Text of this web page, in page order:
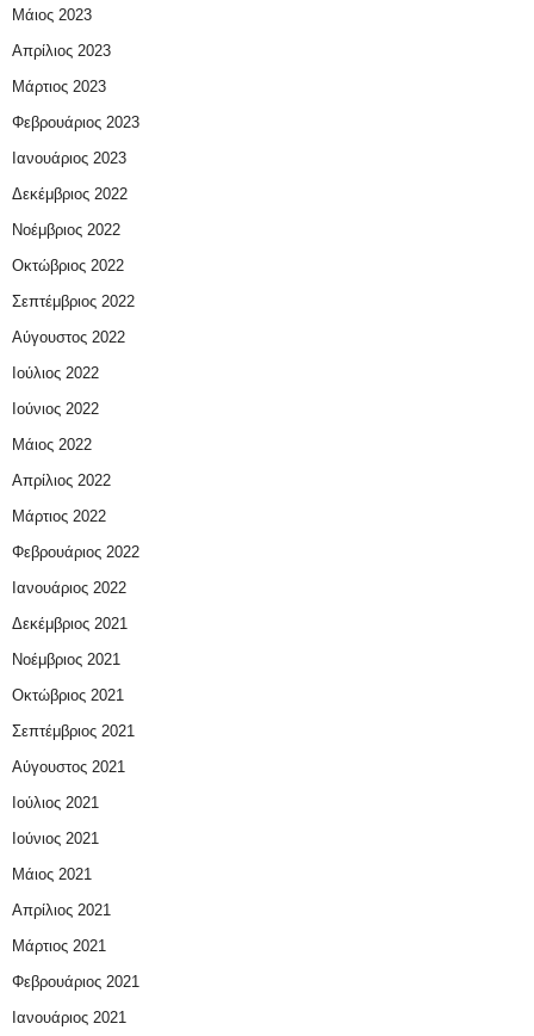
Μάιος 2023
Απρίλιος 2023
Μάρτιος 2023
Φεβρουάριος 2023
Ιανουάριος 2023
Δεκέμβριος 2022
Νοέμβριος 2022
Οκτώβριος 2022
Σεπτέμβριος 2022
Αύγουστος 2022
Ιούλιος 2022
Ιούνιος 2022
Μάιος 2022
Απρίλιος 2022
Μάρτιος 2022
Φεβρουάριος 2022
Ιανουάριος 2022
Δεκέμβριος 2021
Νοέμβριος 2021
Οκτώβριος 2021
Σεπτέμβριος 2021
Αύγουστος 2021
Ιούλιος 2021
Ιούνιος 2021
Μάιος 2021
Απρίλιος 2021
Μάρτιος 2021
Φεβρουάριος 2021
Ιανουάριος 2021